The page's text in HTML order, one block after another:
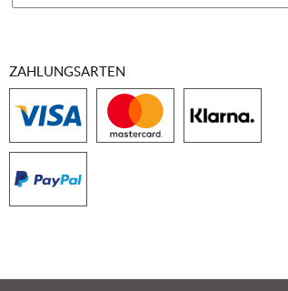
ZAHLUNGSARTEN